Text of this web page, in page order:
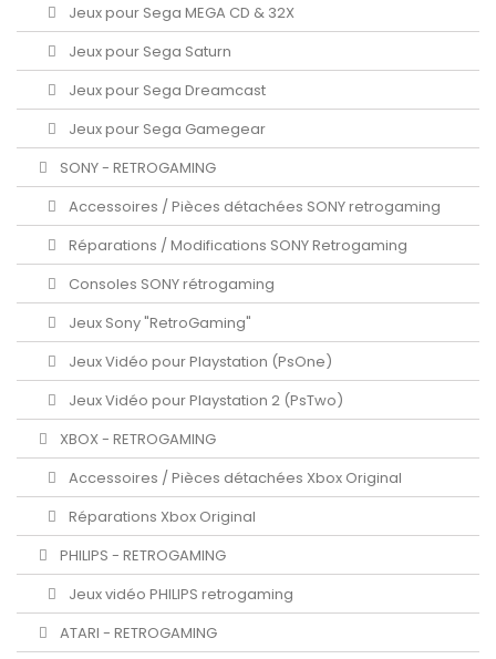
Jeux pour Sega MEGA CD & 32X
Jeux pour Sega Saturn
Jeux pour Sega Dreamcast
Jeux pour Sega Gamegear
SONY - RETROGAMING
Accessoires / Pièces détachées SONY retrogaming
Réparations / Modifications SONY Retrogaming
Consoles SONY rétrogaming
Jeux Sony "RetroGaming"
Jeux Vidéo pour Playstation (PsOne)
Jeux Vidéo pour Playstation 2 (PsTwo)
XBOX - RETROGAMING
Accessoires / Pièces détachées Xbox Original
Réparations Xbox Original
PHILIPS - RETROGAMING
Jeux vidéo PHILIPS retrogaming
ATARI - RETROGAMING